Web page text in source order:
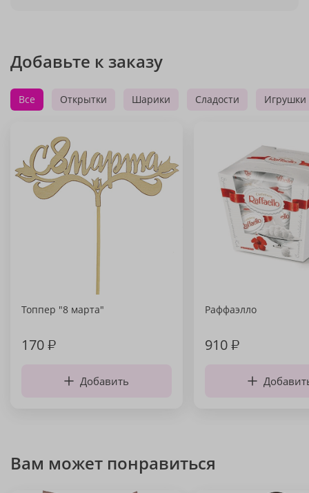
Добавьте к заказу
Все Открытки Шарики Сладости Игрушки
Топпер "8 марта"
170₽
Добавить
Раффаэлло
910₽
Вам может понравиться